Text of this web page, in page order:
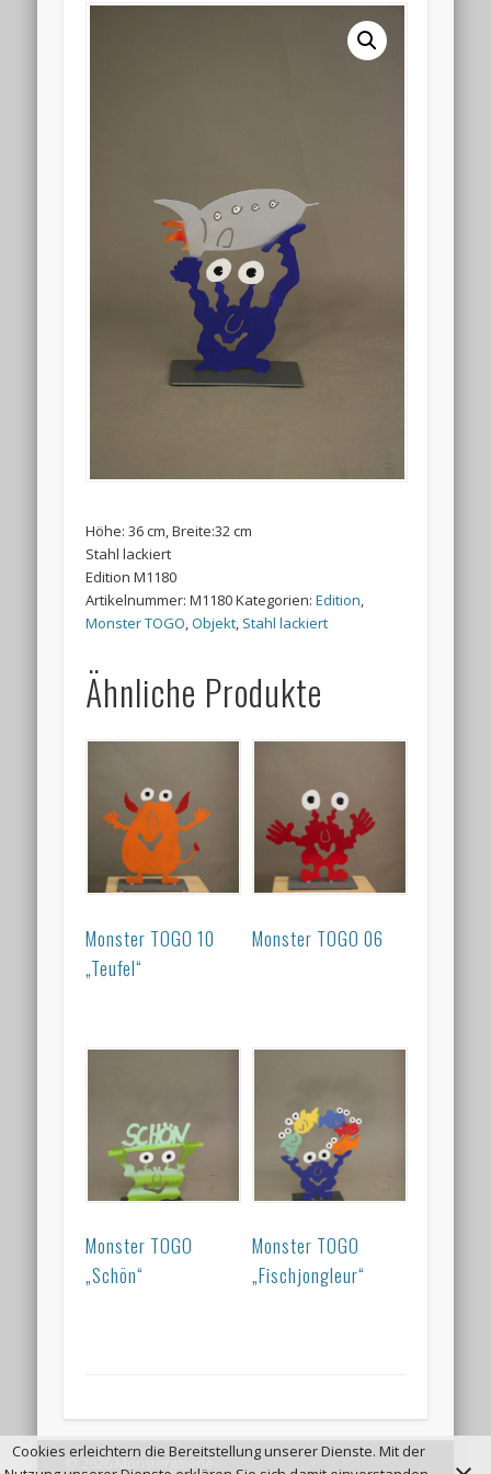
Höhe: 36 cm, Breite:32 cm
Stahl lackiert
Edition M1180
Artikelnummer:M1180Kategorien:Edition,
Monster TOGO,Objekt, Stahl lackiert
Ähnliche Produkte
Monster TOGO 10
„Teufel“
Monster TOGO 06
Monster TOGO
„Schön“
Monster TOGO
„Fischjongleur“
Cookies erleichtern die Bereitstellung unserer Dienste. Mit der